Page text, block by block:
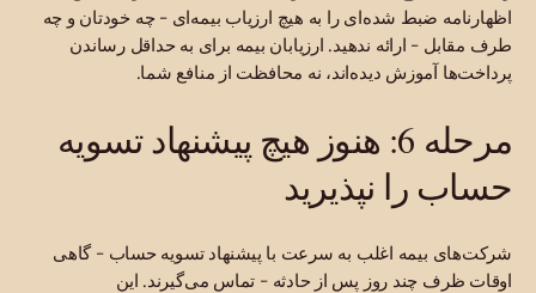
اظهارنامه ضبط شده‌ای را به هیچ ارزیاب بیمه‌ای - چه خودتان و چه
طرف مقابل - ارائه ندهید. ارزیابان بیمه برای به حداقل رساندن
پرداخت‌ها آموزش دیده‌اند، نه محافظت از منافع شما.
مرحله 6: هنوز هیچ پیشنهاد تسویه
حساب را نپذیرید
شرکت‌های بیمه اغلب به سرعت با پیشنهاد تسویه حساب - گاهی
اوقات ظرف چند روز پس از حادثه - تماس می‌گیرند. این